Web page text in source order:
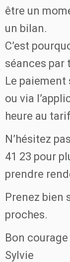
être un
un bilan.
C’est
séances par
Le paiement
ou via
heure au
N’hésitez
41 23 pour
prendre
Prenez bien
proches.
Bon
Sylvie